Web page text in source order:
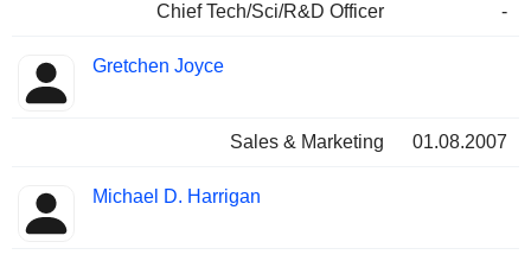
Chief Tech/Sci/R&D Officer -
Gretchen Joyce
Sales & Marketing 01.08.2007
Michael D. Harrigan